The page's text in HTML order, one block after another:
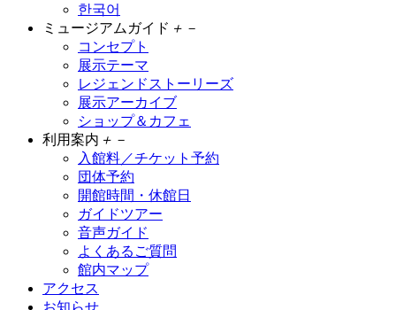
한국어
ミュージアムガイド ＋ －
コンセプト
展示テーマ
レジェンドストーリーズ
展示アーカイブ
ショップ＆カフェ
利用案内 ＋ －
入館料／チケット予約
団体予約
開館時間・休館日
ガイドツアー
音声ガイド
よくあるご質問
館内マップ
アクセス